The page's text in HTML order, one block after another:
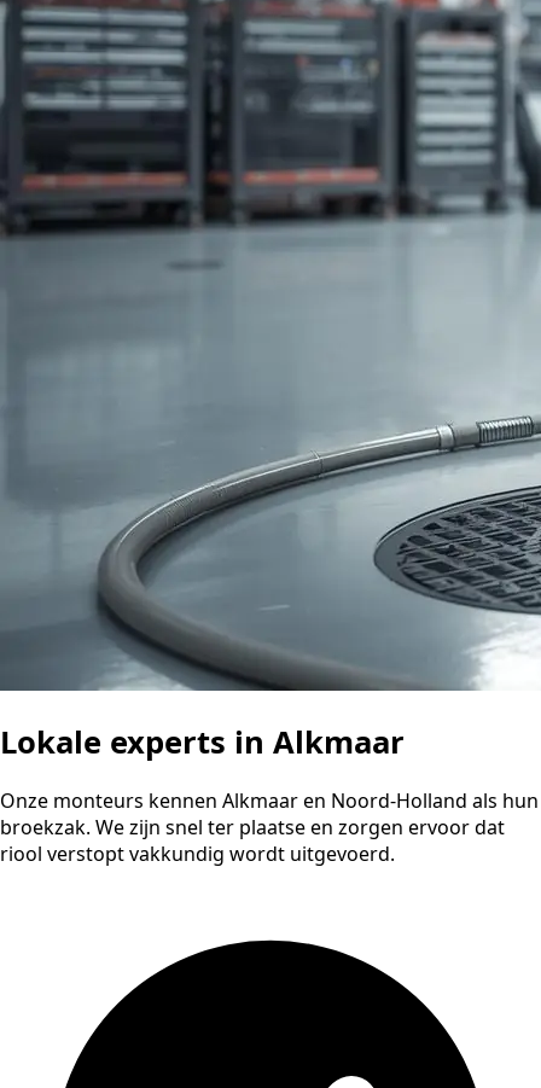
Lokale experts in Alkmaar
Onze monteurs kennen Alkmaar en Noord-Holland als hun
broekzak. We zijn snel ter plaatse en zorgen ervoor dat
riool verstopt vakkundig wordt uitgevoerd.